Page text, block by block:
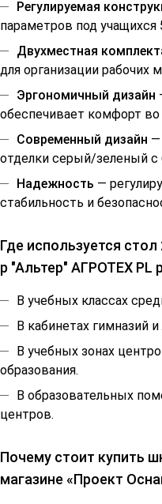
Регулируемая
параметров под учащихся
Двухместная
для организации рабочих
Эргономичный дизайн
обеспечивает комфорт во
Современный дизайн —
отделки серый/зеленый
Надежность —
стабильность и
Где используется
р "Альтер" АГРОТЕХ PL
В учебных классах
В кабинетах гимназий
В учебных зонах
образования.
В образовательных
центров.
Почему стоит купить
магазине «Проект